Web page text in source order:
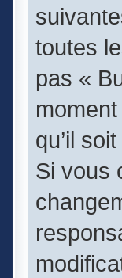
toutes
pas «
qu’il
Si vous